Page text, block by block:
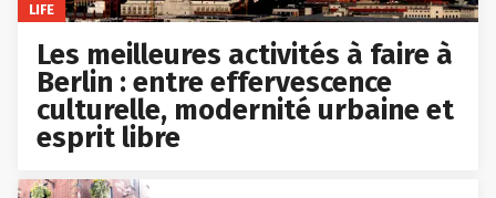
LIFE
Les meilleures activités à faire à
Berlin : entre effervescence
culturelle, modernité urbaine et
esprit libre